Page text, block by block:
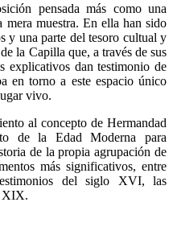
pensada más como una
muestra. En ella han sido
y una parte del tesoro cultual y
la Capilla que, a través de sus
explicativos dan testimonio de
en torno a este espacio único
vivo.
al concepto de Hermandad
de la Edad Moderna para
de la propia agrupación de
más significativos, entre
del siglo XVI, las
XIX.